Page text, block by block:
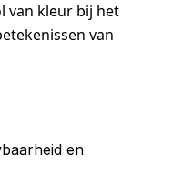
van kleur bij het
van
en